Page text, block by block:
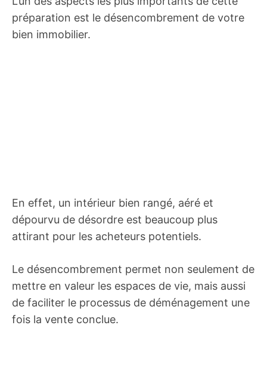
préparation est le désencombrement de votre
bien immobilier.
En effet, un intérieur bien rangé, aéré et
dépourvu de désordre est beaucoup plus
attirant pour les acheteurs potentiels.
Le désencombrement permet non seulement de
mettre en valeur les espaces de vie, mais aussi
de faciliter le processus de déménagement une
fois la vente conclue.